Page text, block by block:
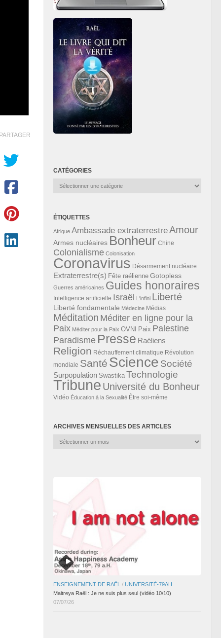
CATÉGORIES
Catégories
ÉTIQUETTES
Afrique Ambassade extraterrestreAmour
Armes nucléaires Bonheur Chine
Colonialisme Colonisation
Coronavirus Désarmement nucléaire
Extraterrestre(s) Fête raélienne Gotopless
Guerres américaines Guides honoraires
Intelligence artificielle Israël L'infini Liberté
Liberté fondamentale Médecine Médias
Méditation Méditer en ligne pour la
Paix Méditer pour la Paix OVNI Paix Palestine
Paradisme Presse Raéliens
Religion Réchauffement climatique Révolution
mondiale Santé Science Société
Surpopulation Swastika Technologie
Tribune Université du Bonheur
Vidéo Éducation à la Sexualité Être soi-même
ARCHIVES MENSUELLES DES ARTICLES
Archives
ENSEIGNEMENT DE RAËL / UNIVERSITÉ-79AH
Maitreya Raël : Je ne suis plus seul (vidéo 10/10)
07/07/26